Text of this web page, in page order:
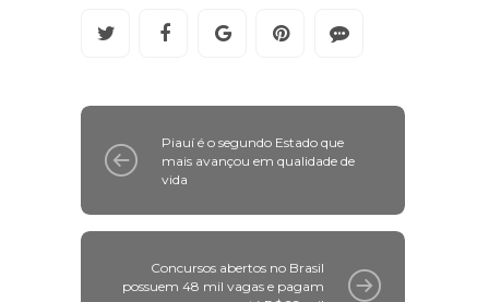
Piauí é o segundo Estado que
mais avançou em qualidade de
vida
Concursos abertos no Brasil
possuem 48 mil vagas e pagam